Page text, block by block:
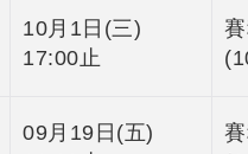
10月1日(三)
17:00止
09月19日(五)